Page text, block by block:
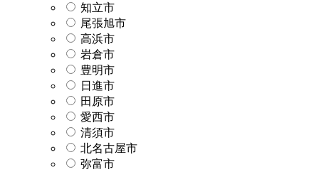
知立市
尾張旭市
高浜市
岩倉市
豊明市
日進市
田原市
愛西市
清須市
北名古屋市
弥富市